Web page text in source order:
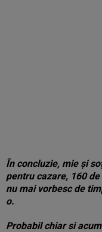
În concluzie, mie și
pentru cazare, 160
nu mai vorbesc de
o.
Probabil chiar si